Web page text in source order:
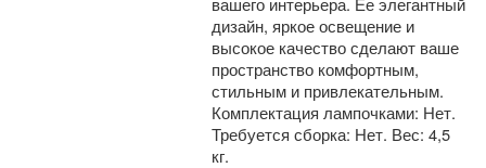
дизайн, яркое освещение и
высокое качество сделают ваше
пространство комфортным,
стильным и привлекательным.
Комплектация лампочками: Нет.
Требуется сборка: Нет. Вес: 4,5
кг.